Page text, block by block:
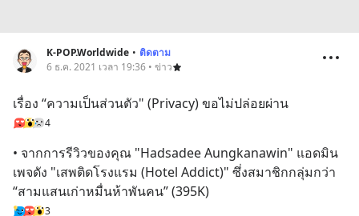
K-POP.Worldwide • ติดตาม
6 ธ.ค. 2021 เวลา 19:36 • ข่าว
เรื่อง “ความเป็นส่วนตัว" (Privacy) ขอไม่ปล่อยผ่าน
4
• จากการรีวิวของคุณ "Hadsadee Aungkanawin" แอดมิน
เพจดัง "เสพติดโรงแรม (Hotel Addict)" ซึ่งสมาชิกกลุ่มกว่า
“สามแสนเก่าหมื่นห้าพันคน” (395K)
3